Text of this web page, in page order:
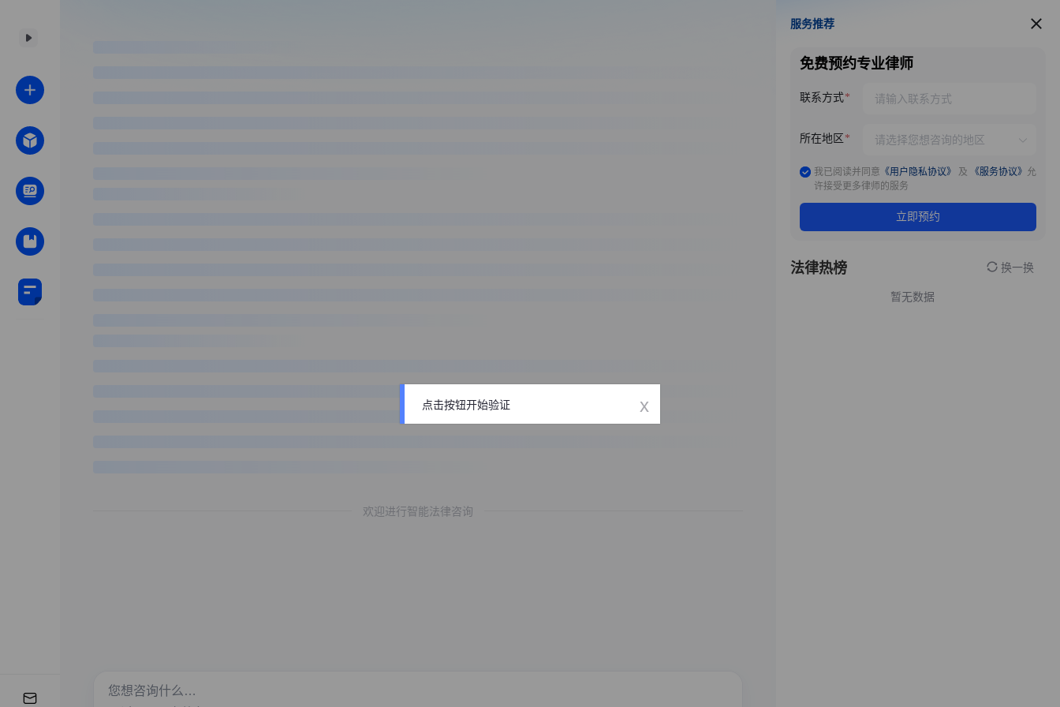
欢迎进行智能法律咨询
服务推荐
服务推荐
免费预约专业律师
联系方式
所在地区
我已阅读并同意 《用户隐私协议》 及 《服务协议》 允
许接受更多律师的服务
立即预约
法律热榜 换一换
暂无数据
点击按钮开始验证 x